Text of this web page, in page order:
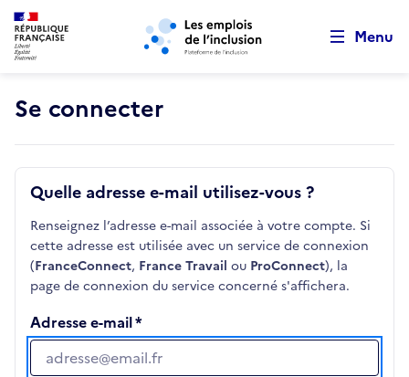
Aller au menu principal Aller au contenu principal
Menu
Se connecter
Quelle adresse e-mail utilisez-vous ?
Renseignez l’adresse e-mail associée à votre compte. Si
cette adresse est utilisée avec un service de connexion
(FranceConnect, France Travail ou ProConnect), la
page de connexion du service concerné s'affichera.
Adresse e-mail
Adresse e-mail
Retour au début de la page
Panneau de gestion des cookies